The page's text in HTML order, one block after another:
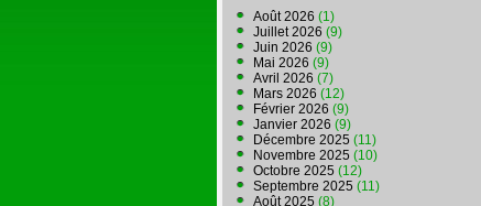
Août 2026 (1)
Juillet 2026 (9)
Juin 2026 (9)
Mai 2026 (9)
Avril 2026 (7)
Mars 2026 (12)
Février 2026 (9)
Janvier 2026 (9)
Décembre 2025 (11)
Novembre 2025 (10)
Octobre 2025 (12)
Septembre 2025 (11)
Août 2025 (8)